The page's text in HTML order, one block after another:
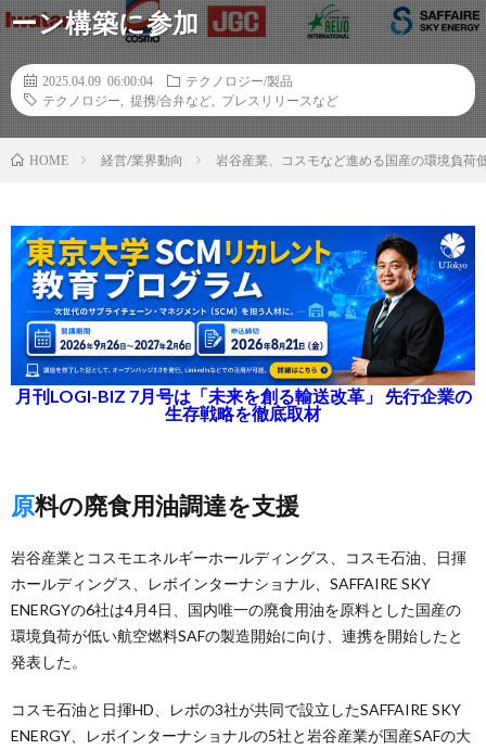
ーン構築に参加
2025.04.09 06:00:04
テクノロジー/製品
テクノロジー
提携/合弁など プレスリリースなど
HOME 経営/業界動向 岩谷産業、コスモなど進める国産の環境負荷
月刊LOGI-BIZ 7月号は「未来を創る輸送改革」 先行企業の
生存戦略を徹底取材
原料の廃食用油調達を支援
岩谷産業とコスモエネルギーホールディングス、コスモ石油、日揮
ホールディングス、レボインターナショナル、SAFFAIRE SKY
ENERGYの6社は4月4日、国内唯一の廃食用油を原料とした国産の
環境負荷が低い航空燃料SAFの製造開始に向け、連携を開始したと
発表した。
コスモ石油と日揮HD、レボの3社が共同で設立したSAFFAIRE SKY
ENERGY、レボインターナショナルの5社と岩谷産業が国産SAFの大